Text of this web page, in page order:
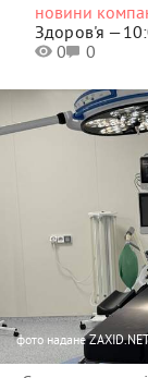
новини
Здоров'я —
0
0
фото надане